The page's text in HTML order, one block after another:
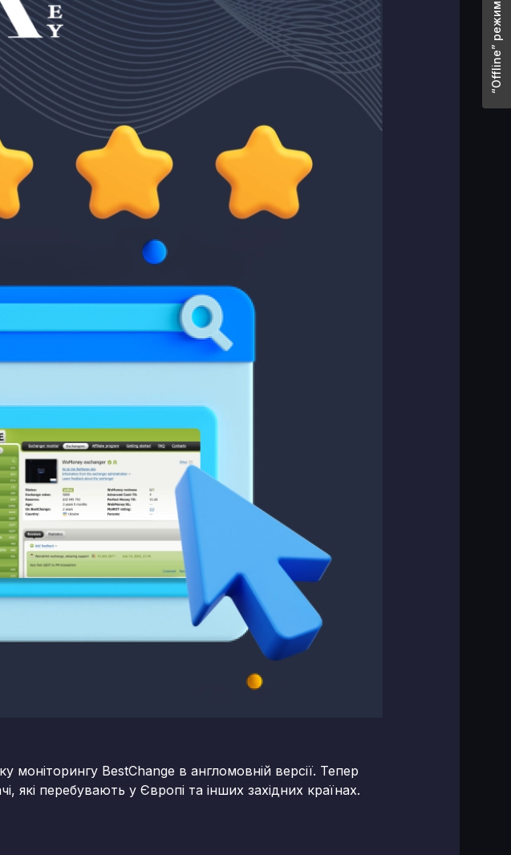
BestChange в англомовній версії. Тепер
перебувають у Європі та інших західних країнах.
“Offline” режим